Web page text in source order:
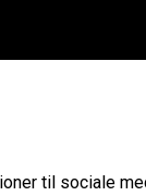
til sociale